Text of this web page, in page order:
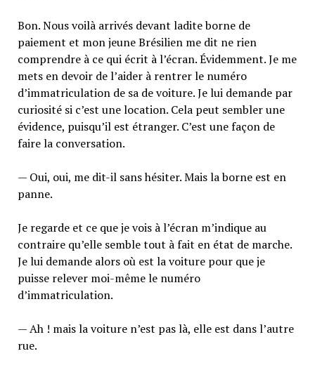
Bon. Nous voilà arrivés devant ladite borne de
paiement et mon jeune Brésilien me dit ne rien
comprendre à ce qui écrit à l’écran. Évidemment. Je me
mets en devoir de l’aider à rentrer le numéro
d’immatriculation de sa de voiture. Je lui demande par
curiosité si c’est une location. Cela peut sembler une
évidence, puisqu’il est étranger. C’est une façon de
faire la conversation.
— Oui, oui, me dit-il sans hésiter. Mais la borne est en
panne.
Je regarde et ce que je vois à l’écran m’indique au
contraire qu’elle semble tout à fait en état de marche.
Je lui demande alors où est la voiture pour que je
puisse relever moi-même le numéro
d’immatriculation.
— Ah ! mais la voiture n’est pas là, elle est dans l’autre
rue.